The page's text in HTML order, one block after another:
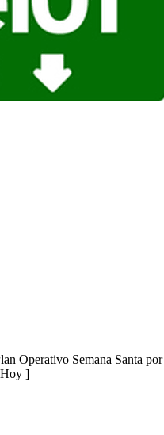
Operativo Semana Santa
]